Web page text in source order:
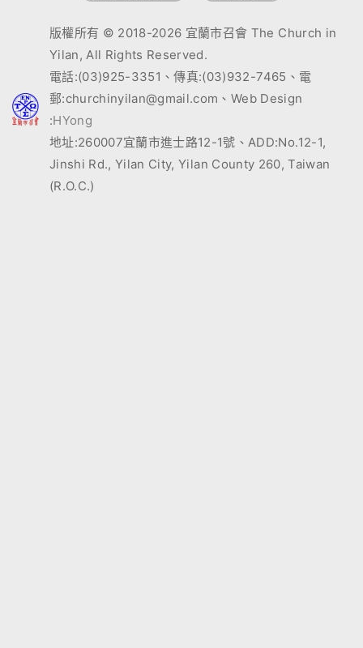
版權所有 © 2018-2026 宜蘭市召會 The Church in
Yilan, All Rights Reserved.
電話:(03)925-3351、傳真:(03)932-7465、電
郵:churchinyilan@gmail.com、Web Design
:HYong
地址:260007宜蘭市進士路12-1號、ADD:No.12-1,
Jinshi Rd., Yilan City, Yilan County 260, Taiwan
(R.O.C.)